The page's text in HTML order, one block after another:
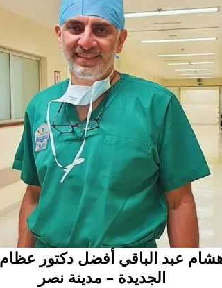
عبد الباقي أفضل دكتور
الجديدة – مدينة نصر